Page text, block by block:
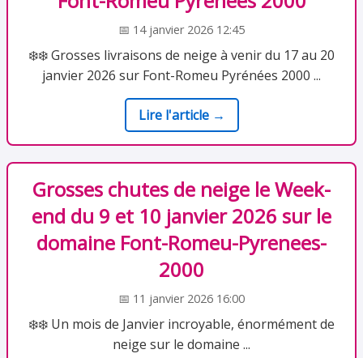
📅 14 janvier 2026 12:45
❄️❄️ Grosses livraisons de neige à venir du 17 au 20
janvier 2026 sur Font-Romeu Pyrénées 2000 ...
Lire l'article →
Grosses chutes de neige le Week-
end du 9 et 10 janvier 2026 sur le
domaine Font-Romeu-Pyrenees-
2000
📅 11 janvier 2026 16:00
❄️❄️ Un mois de Janvier incroyable, énormément de
neige sur le domaine ...